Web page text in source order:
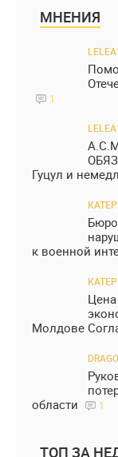
МНЕНИЯ
1
Гуцул и
к военной
Молдове
области
1
ТОП ЗА